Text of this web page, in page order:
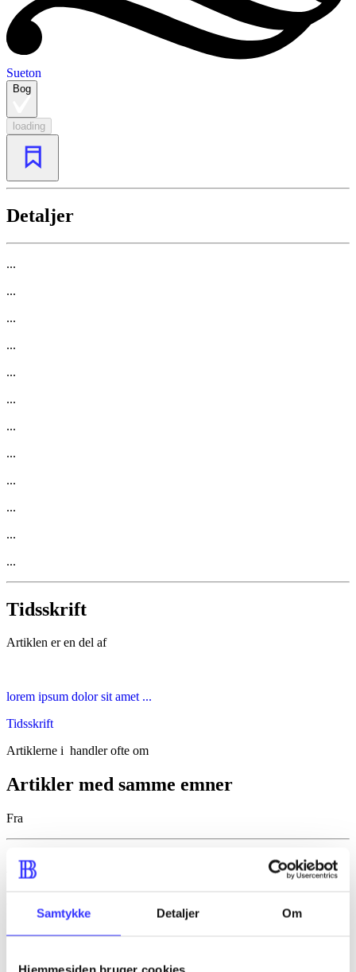
Samtykke Detaljer Om
Sueton
Bog
loading
Detaljer
...
...
...
...
...
...
...
...
...
...
...
...
Tidsskrift
Artiklen er en del af
lorem ipsum dolor sit amet ...
Tidsskrift
Artiklerne i handler ofte om
Artikler med samme emner
Fra
Artikler